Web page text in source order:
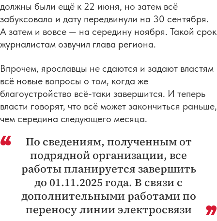
должны были ещё к 22 июня, но затем всё
забуксовало и дату передвинули на 30 сентября.
А затем и вовсе — на середину ноября. Такой срок
журналистам озвучил глава региона.
Впрочем, ярославцы не сдаются и задают властям
всё новые вопросы о том, когда же
благоустройство всё-таки завершится. И теперь
власти говорят, что всё может закончиться раньше,
чем середина следующего месяца.
По сведениям, полученным от
подрядной организации, все
работы планируется завершить
до 01.11.2025 года. В связи с
дополнительными работами по
переносу линии электросвязи